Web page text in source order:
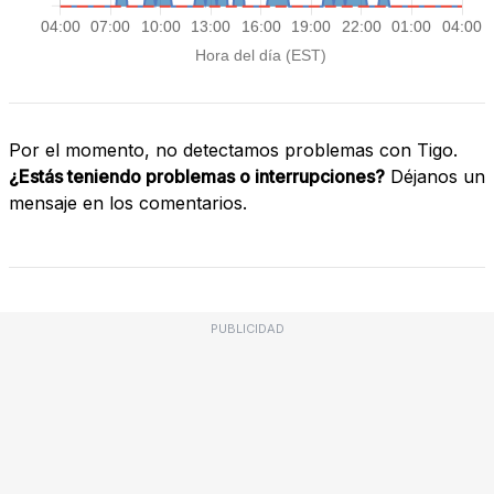
Por el momento, no detectamos problemas con Tigo.
¿Estás teniendo problemas o interrupciones? Déjanos un
mensaje en los comentarios.
PUBLICIDAD